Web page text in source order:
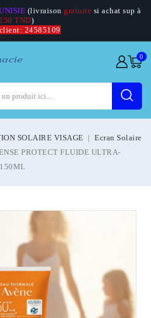
(livraison gratuite si achat sup à
TND)
24585109
0
SOLAIRE VISAGE
Ecran Solaire
PROTECT FLUIDE ULTRA-